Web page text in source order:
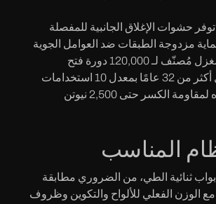
توفر حشوات الإغلاق الجانبية للمفصلة
مزدوجة الطبقات ضد العوامل الجوية
مُصنّف لـ 120,000 دورة فتح
وإغلاق، أي ما يعادل أكثر من 32 عامًا بمعدل 10 استخدامات
الكسر حتى 2,500 نيوتن
المناسب
ثنائية الطي، من الضروري مطابقة
الوزن الفعلي للألواح والتكوين وظروف